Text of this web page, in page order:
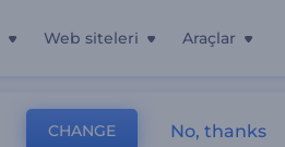
Web siteleri Araçlar
CHANGE No, thanks